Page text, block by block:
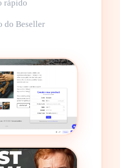
rápido
do Beseller